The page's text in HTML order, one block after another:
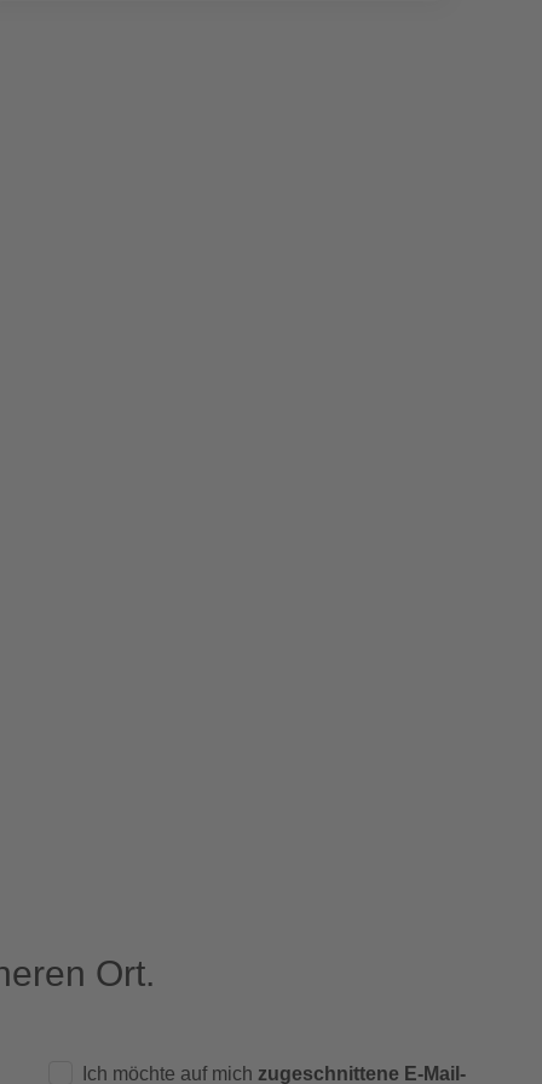
Ort.
Ich möchte auf mich zugeschnittene E-Mail-